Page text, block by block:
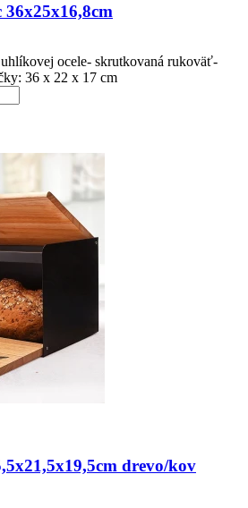
ocele- skrutkovaná rukoväť-
36 x 22 x 17 cm
drevo/kov